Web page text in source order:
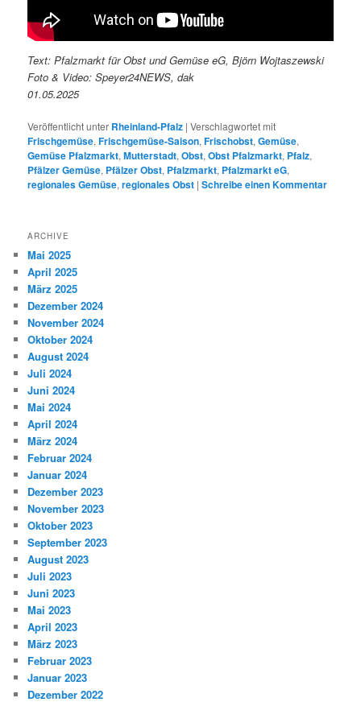
Text: Pfalzmarkt für Obst und Gemüse eG, Björn Wojtaszewski
Foto & Video: Speyer24NEWS, dak
01.05.2025
Veröffentlicht unter Rheinland-Pfalz |Verschlagwortet mit
Frischgemüse,Frischgemüse-Saison,Frischobst,Gemüse,
Gemüse Pfalzmarkt,Mutterstadt,Obst,Obst Pfalzmarkt, Pfalz,
Pfälzer Gemüse, Pfälzer Obst, Pfalzmarkt, Pfalzmarkt eG,
regionales Gemüse,regionales Obst |Schreibe einen Kommentar
ARCHIVE
Mai 2025
April 2025
März 2025
Dezember 2024
November 2024
Oktober 2024
August 2024
Juli 2024
Juni 2024
Mai 2024
April 2024
März 2024
Februar 2024
Januar 2024
Dezember 2023
November 2023
Oktober 2023
September 2023
August 2023
Juli 2023
Juni 2023
Mai 2023
April 2023
März 2023
Februar 2023
Januar 2023
Dezember 2022